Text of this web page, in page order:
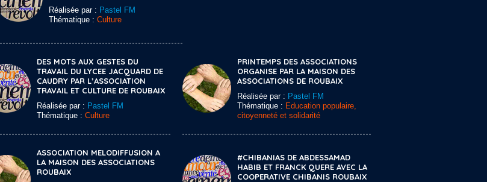
Réalisée par : Pastel FM
Thématique : Culture
DES MOTS AUX GESTES DU
TRAVAIL DU LYCEE JACQUARD DE
CAUDRY PAR L’ASSOCIATION
TRAVAIL ET CULTURE DE ROUBAIX
Réalisée par : Pastel FM
Thématique : Culture
PRINTEMPS DES ASSOCIATIONS
ORGANISE PAR LA MAISON DES
ASSOCIATIONS DE ROUBAIX
Réalisée par : Pastel FM
Thématique : Education populaire,
citoyenneté et solidarité
ASSOCIATION MELODIFFUSION A
LA MAISON DES ASSOCIATIONS
ROUBAIX
#CHIBANIAS DE ABDESSAMAD
HABIB ET FRANCK QUERE AVEC LA
COOPERATIVE CHIBANIS ROUBAIX